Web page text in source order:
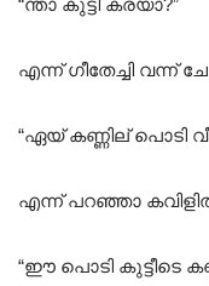
എന്ന് ഗീതേച്ചി വന്ന്
“ഏയ് കണ്ണില് പൊടി
എന്ന് പറഞ്ഞാ
“ഈ പൊടി കുട്ടീടെ